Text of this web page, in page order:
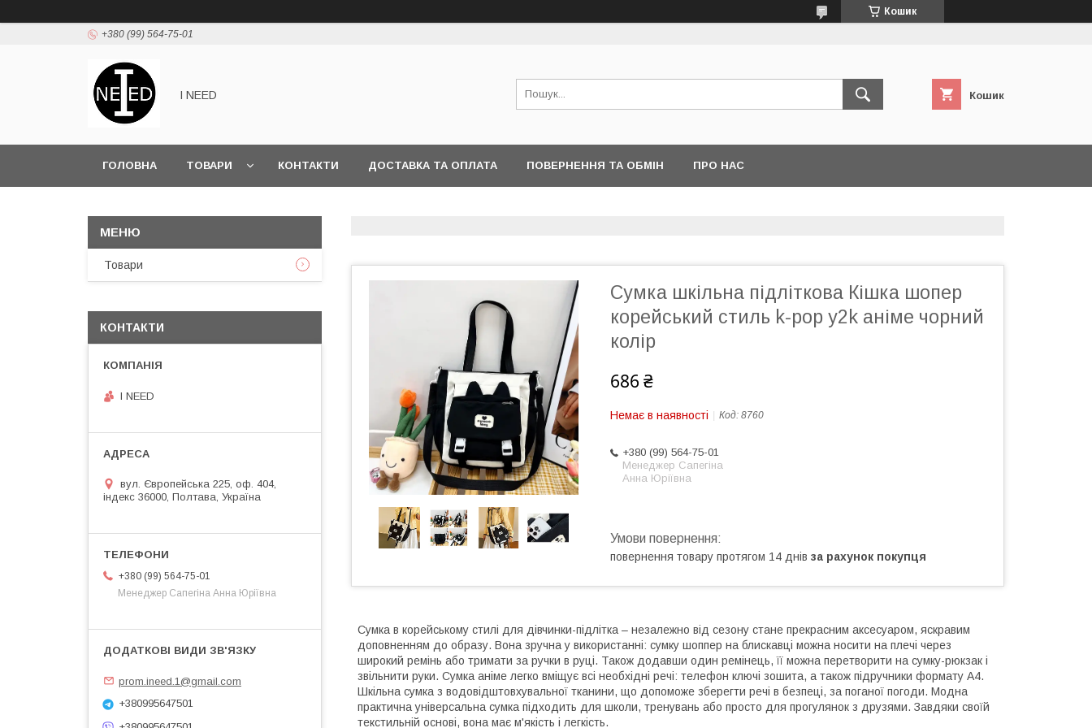
Кошик
+380 (99) 564-75-01
I NEED Кошик
ГОЛОВНА ТОВАРИ КОНТАКТИ ДОСТАВКА ТА ОПЛАТА ПОВЕРНЕННЯ ТА ОБМІН ПРО НАС
Сумка шкільна підліткова Кішка шопер
корейський стиль k-pop y2k аніме чорний
колір
686 ₴
Немає в наявності Код: 8760
+380 (99) 564-75-01
Менеджер Сапегіна
Анна Юріївна
повернення товару протягом 14 днів за рахунок покупця
Сумка в корейському стилі для дівчинки-підлітка – незалежно від сезону стане прекрасним аксесуаром, яскравим
доповненням до образу. Вона зручна у використанні: сумку шоппер на блискавці можна носити на плечі через
широкий ремінь або тримати за ручки в руці. Також додавши один ремінець, її можна перетворити на сумку-рюкзак і
звільнити руки. Сумка аніме легко вміщує всі необхідні речі: телефон ключі зошита, а також підручники формату А4.
Шкільна сумка з водовідштовхувальної тканини, що допоможе зберегти речі в безпеці, за поганої погоди. Модна
практична універсальна сумка підходить для школи, тренувань або просто для прогулянок з друзями. Завдяки своїй
текстильній основі, вона має м'якість і легкість.
Товари
КОНТАКТИ
I NEED
вул. Європейська 225, оф. 404,
індекс 36000, Полтава, Україна
+380 (99) 564-75-01
Менеджер Сапегіна Анна Юріївна
prom.ineed.1@gmail.com
+380995647501